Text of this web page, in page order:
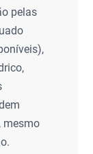
pelas
mesmo